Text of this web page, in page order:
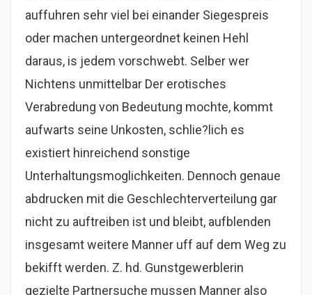
auffuhren sehr viel bei einander Siegespreis
oder machen untergeordnet keinen Hehl
daraus, is jedem vorschwebt. Selber wer
Nichtens unmittelbar Der erotisches
Verabredung von Bedeutung mochte, kommt
aufwarts seine Unkosten, schlie?lich es
existiert hinreichend sonstige
Unterhaltungsmoglichkeiten. Dennoch genaue
abdrucken mit die Geschlechterverteilung gar
nicht zu auftreiben ist und bleibt, aufblenden
insgesamt weitere Manner uff auf dem Weg zu
bekifft werden. Z. hd. Gunstgewerblerin
gezielte Partnersuche mussen Manner also